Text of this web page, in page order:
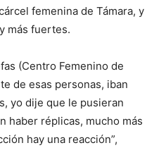
femenina de Támara, y
más fuertes.
(Centro Femenino de
de esas personas, iban
yo dije que le pusieran
haber réplicas, mucho más
hay una reacción”,